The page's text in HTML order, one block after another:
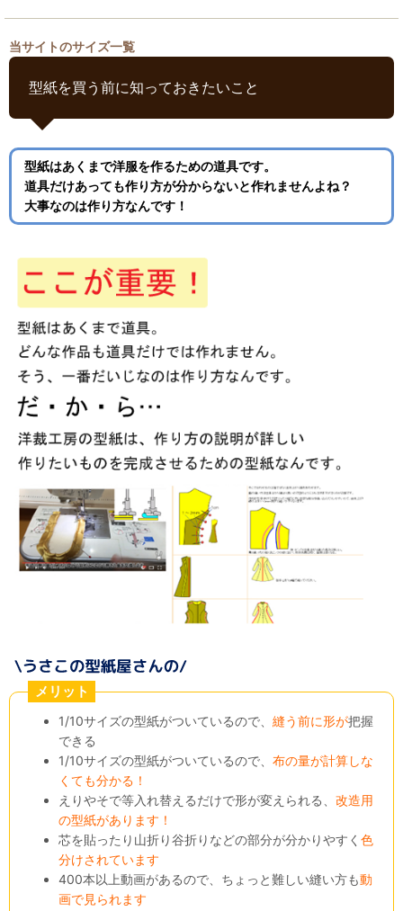
当サイトのサイズ一覧
型紙を買う前に知っておきたいこと
型紙はあくまで洋服を作るための道具です。
道具だけあっても作り方が分からないと作れませんよね？
大事なのは作り方なんです！
メリット
1/10サイズの型紙がついているので、縫う前に形が把握
できる
1/10サイズの型紙がついているので、布の量が計算しな
くても分かる！
えりやそで等入れ替えるだけで形が変えられる、改造用
の型紙があります！
芯を貼ったり山折り谷折りなどの部分が分かりやすく色
分けされています
400本以上動画があるので、ちょっと難しい縫い方も動
画で見られます